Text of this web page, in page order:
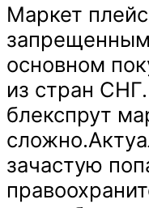
Маркет
основном
из стран
блекспрут
зачастую